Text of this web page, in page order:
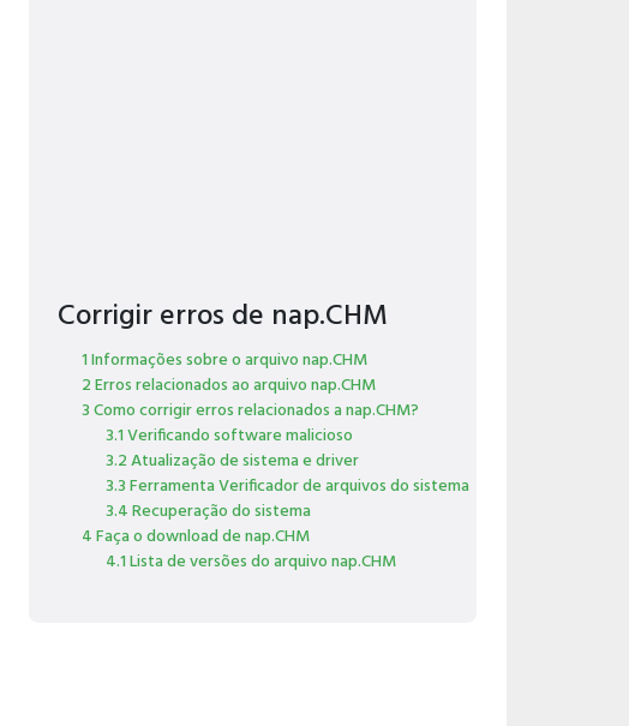
Corrigir erros de nap.CHM
1 Informações sobre o arquivo nap.CHM
2 Erros relacionados ao arquivo nap.CHM
3 Como corrigir erros relacionados a nap.CHM?
3.1 Verificando software malicioso
3.2 Atualização de sistema e driver
3.3 Ferramenta Verificador de arquivos do sistema
3.4 Recuperação do sistema
4 Faça o download de nap.CHM
4.1 Lista de versões do arquivo nap.CHM